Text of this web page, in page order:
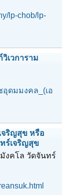
lp-chob/lp-
เวการาม
อุดมมงคล_(เอ
จริญสุข หรือ
ร์เจริญสุข
งคโล วัดจันทร์